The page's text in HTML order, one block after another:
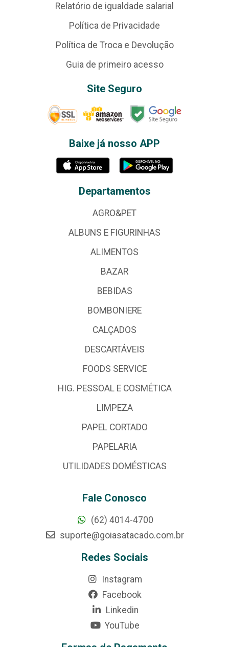
Relatório de igualdade salarial
Política de Privacidade
Política de Troca e Devolução
Guia de primeiro acesso
Site Seguro
Baixe já nosso APP
Departamentos
AGRO&PET
ALBUNS E FIGURINHAS
ALIMENTOS
BAZAR
BEBIDAS
BOMBONIERE
CALÇADOS
DESCARTÁVEIS
FOODS SERVICE
HIG. PESSOAL E COSMÉTICA
LIMPEZA
PAPEL CORTADO
PAPELARIA
UTILIDADES DOMÉSTICAS
Fale Conosco
(62) 4014-4700
suporte@goiasatacado.com.br
Redes Sociais
Instagram
Facebook
Linkedin
YouTube